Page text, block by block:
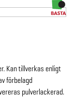
Kan tillverkas enligt
förbelagd
pulverlackerad.